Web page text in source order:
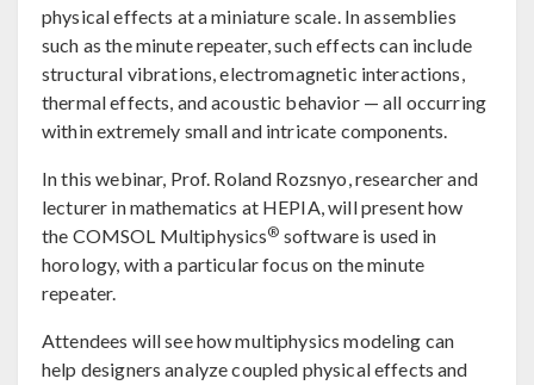
physical effects at a miniature scale. In assemblies
such as the minute repeater, such effects can include
structural vibrations, electromagnetic interactions,
thermal effects, and acoustic behavior — all occurring
within extremely small and intricate components.
In this webinar, Prof. Roland Rozsnyo, researcher and
lecturer in mathematics at HEPIA, will present how
the COMSOL Multiphysics® software is used in
horology, with a particular focus on the minute
repeater.
Attendees will see how multiphysics modeling can
help designers analyze coupled physical effects and